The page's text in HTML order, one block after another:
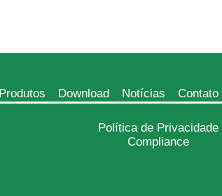
Produtos Download Notícias Contato
Política de Privacidade
Compliance